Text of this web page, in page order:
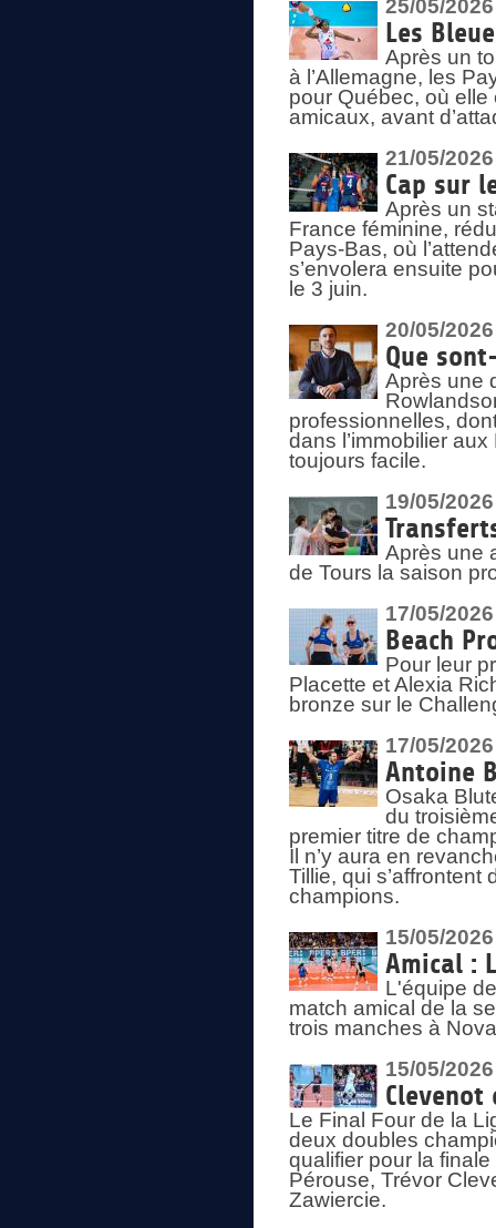
25/05/2026
Les
Après un
à l’Allemagne, les
pour Québec, où
amicaux, avant
21/05/2026
Cap sur
Après un
France féminine,
Pays-Bas, où
s’envolera ensuite
le 3 juin.
20/05/2026
Que
Après une
professionnelles,
dans l’immobilier
toujours facile.
19/05/2026
Après une
de Tours la saison
17/05/2026
Beach
Pour leur
Placette et Alexia
bronze sur le
17/05/2026
Antoine
Osaka
du
premier titre de
Il n’y aura en
Tillie, qui
champions.
15/05/2026
Amical :
L'équipe
match amical de la
trois manches à
15/05/2026
Le Final Four de la
deux doubles
qualifier pour la
Pérouse, Trévor
Zawiercie.